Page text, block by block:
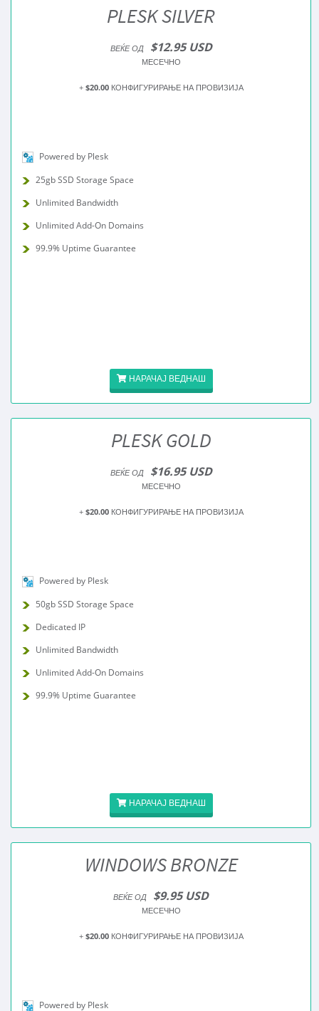
PLESK SILVER
ВЕЌЕ ОД $12.95 USD
МЕСЕЧНО
+ $20.00КОНФИГУРИРАЊЕ НА ПРОВИЗИЈА
Powered by Plesk
25gb SSD Storage Space
Unlimited Bandwidth
Unlimited Add-On Domains
99.9% Uptime Guarantee
НАРАЧАЈ ВЕДНАШ
PLESK GOLD
ВЕЌЕ ОД $16.95 USD
МЕСЕЧНО
+ $20.00КОНФИГУРИРАЊЕ НА ПРОВИЗИЈА
Powered by Plesk
50gb SSD Storage Space
Dedicated IP
Unlimited Bandwidth
Unlimited Add-On Domains
99.9% Uptime Guarantee
НАРАЧАЈ ВЕДНАШ
WINDOWS BRONZE
ВЕЌЕ ОД $9.95 USD
МЕСЕЧНО
+ $20.00КОНФИГУРИРАЊЕ НА ПРОВИЗИЈА
Powered by Plesk